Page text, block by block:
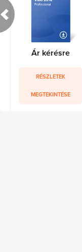
Ár kérésre
RÉSZLETEK
MEGTEKINTÉSE